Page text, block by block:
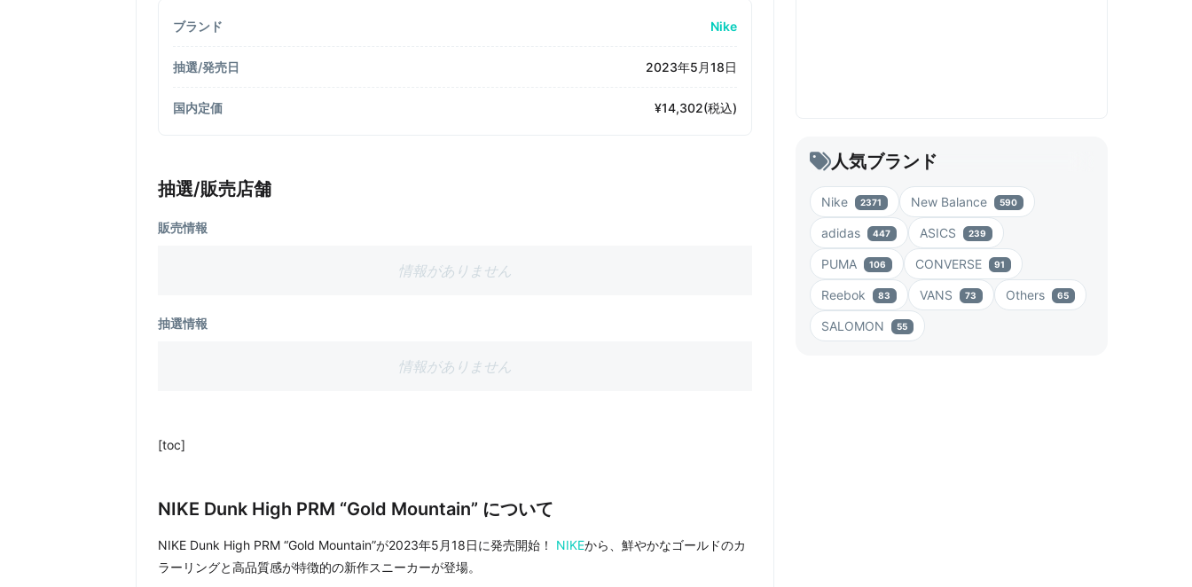
ブランド Nike
抽選/発売日 2023年5月18日
国内定価 ¥14,302(税込)
抽選/販売店舗
販売情報
情報がありません
抽選情報
情報がありません
[toc]
NIKE Dunk High PRM “Gold Mountain” について
NIKE Dunk High PRM “Gold Mountain”が2023年5月18日に発売開始！ NIKEから、鮮やかなゴールドのカ
ラーリングと高品質感が特徴的の新作スニーカーが登場。
人気ブランド
Nike 2371 New Balance 590
adidas 447 ASICS 239
PUMA 106 CONVERSE 91
Reebok 83 VANS 73 Others 65
SALOMON 55